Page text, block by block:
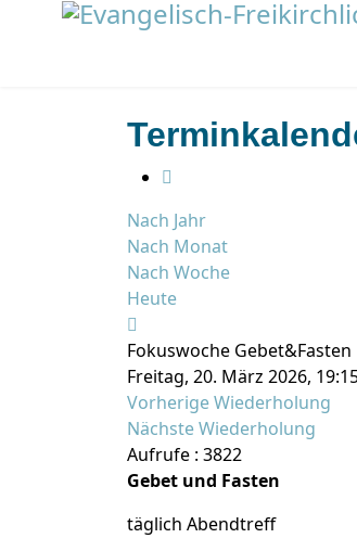
Nach Jahr
Nach Monat
Nach Woche
Heute
Fokuswoche Gebet&Fasten
Freitag, 20. März 2026,
Vorherige Wiederholung
Nächste Wiederholung
Aufrufe : 3822
Gebet und Fasten
täglich Abendtreff